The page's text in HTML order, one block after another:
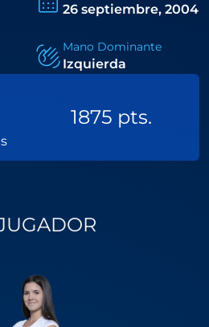
26 septiembre, 2004
Mano Dominante
Izquierda
1875 pts.